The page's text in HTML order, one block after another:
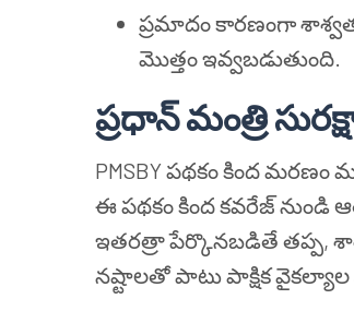
ప్రమాదం కారణంగా శాశ్వత
మొత్తం ఇవ్వబడుతుంది.
ప్రధాన్ మంత్రి
PMSBY పథకం కింద
ఈ పథకం కింద కవరేజ్
ఇతరత్రా పేర్కొనబడితే తప్ప,
నష్టాలతో పాటు పాక్షిక వైకల్యాల